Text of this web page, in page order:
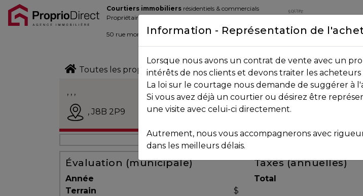
Blogue
COURTIERS
Courtiers immobiliers résidentiels & commercials
Propriétaires de la place d’affaire
50 rue morin,Sainte-Adèle, Québec J8B 2P7 DEPUIS 2013
Toutes les propriétés
Vendu
, , ,
, J8B 2P9
Évaluation (municipale)
Année
Terrain
$
Taxes (annuelles)
Total
Information - Représentation de
Lorsque nous avons un contrat de vente avec un
intérêts de nos clients et devons traiter les
La loi sur le courtage nous demande de suggérer à
Si vous avez déjà un courtier ou désirez être
une visite avec celui-ci directement.
Autrement, nous vous accompagnerons avec
dans les meilleurs délais.